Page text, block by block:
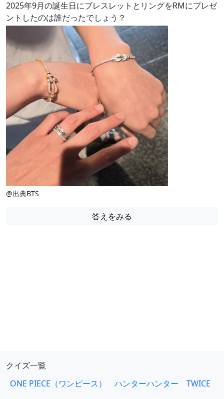
2025年9月の誕生日にブレスレットとリングをRMにプレゼ
ントしたのは誰だったでしょう？
@出典BTS
答えをみる
クイズ一覧
ONE PIECE（ワンピース）
ハンターハンター
TWICE